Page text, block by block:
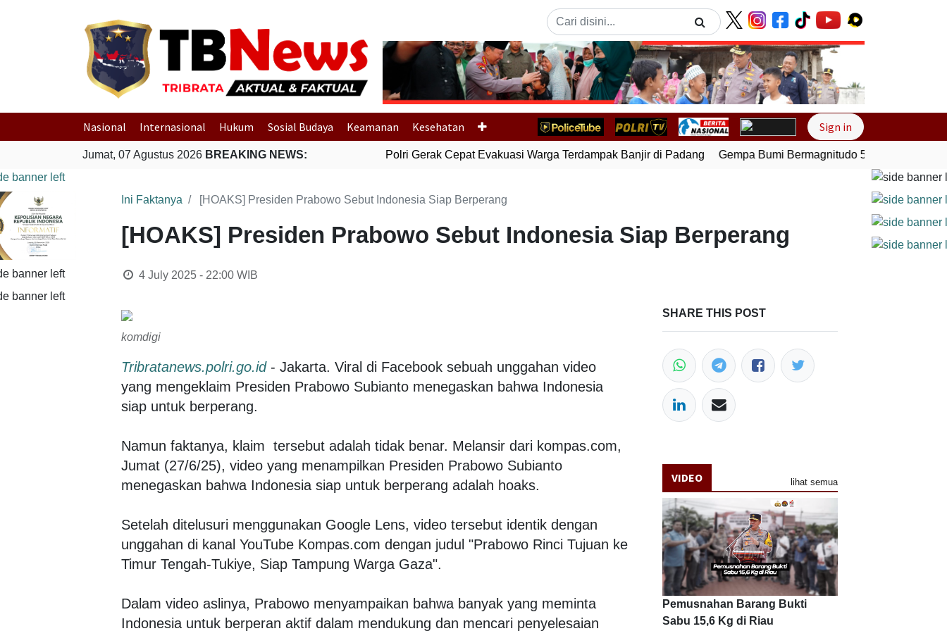
Previous Next
Nasional Internasional Hukum Sosial Budaya Keamanan Kesehatan Sign in
Jumat, 07 Agustus 2026 BREAKING NEWS: Polri Gerak Cepat Evakuasi Warga Terdampak Banjir di Padang Gempa Bumi Bermagnitudo 5,1 Kembali
Ini Faktanya [HOAKS] Presiden Prabowo Sebut Indonesia Siap Berperang
[HOAKS] Presiden Prabowo Sebut Indonesia Siap Berperang
4 July 2025 - 22:00WIB
komdigi
Tribratanews.polri.go.id- Jakarta. Viral di Facebook sebuah unggahan video
yang mengeklaim Presiden Prabowo Subianto menegaskan bahwa Indonesia
siap untuk berperang.
Namun faktanya, klaim tersebut adalah tidak benar. Melansir dari kompas.com,
Jumat (27/6/25), video yang menampilkan Presiden Prabowo Subianto
menegaskan bahwa Indonesia siap untuk berperang adalah hoaks.
Setelah ditelusuri menggunakan Google Lens, video tersebut identik dengan
unggahan di kanal YouTube Kompas.com dengan judul "Prabowo Rinci Tujuan ke
Timur Tengah-Tukiye, Siap Tampung Warga Gaza".
Dalam video aslinya, Prabowo menyampaikan bahwa banyak yang meminta
Indonesia untuk berperan aktif dalam mendukung dan mencari penyelesaian
SHARE THIS POST
VIDEO lihat semua
Pemusnahan Barang Bukti
Sabu 15,6 Kg di Riau